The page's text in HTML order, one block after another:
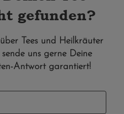
gefunden?
Tees und Heilkräuter
uns gerne Deine
Antwort garantiert!